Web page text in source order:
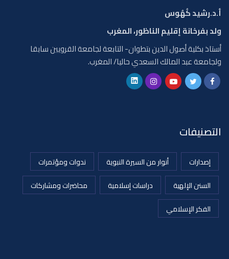
أ.د.رشيد كُهُوس
ولد بفرخانة إقليم الناظور، المغرب
أستاذ بكلية أصول الدين بتطوان- التابعة لجامعة القرويين سابقا
ولجامعة عبد المالك السعدي حاليا/ المغرب.
التصنيفات
إصدارات أنوار من السيرة النبوية
ندوات ومؤتمرات
السنن الإلهية
دراسات إسلامية
محاضرات ومشاركات
الفكر الإسلامي